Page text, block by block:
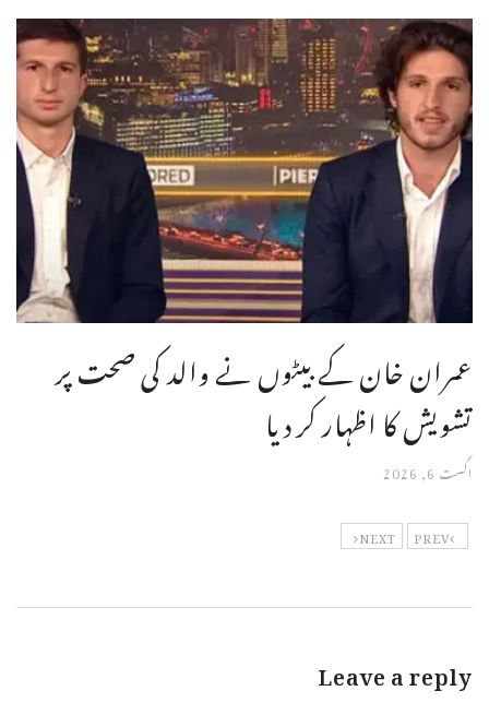
عمران خان کے بیٹوں نے والد کی صحت پر
تشویش کا اظہار کر دیا
اگست 6, 2026
PREV
NEXT
Leave a reply